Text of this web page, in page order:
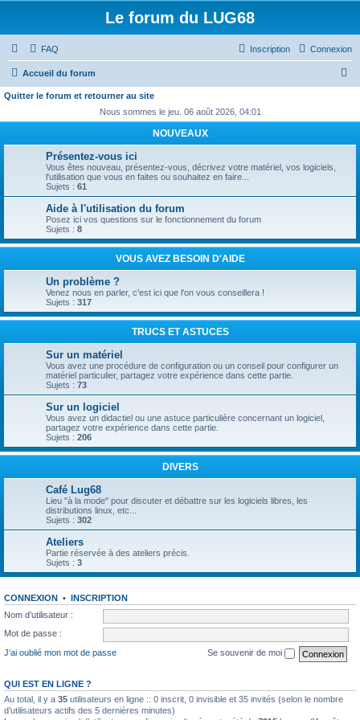
Le forum du LUG68
FAQ Connexion
Inscription
Accueil du forum
r
Quitter le forum et retourner au site
Nous sommes le jeu. 06 août 2026, 04:01
NOUVEAUX
Présentez-vous ici
Vous êtes nouveau, présentez-vous, décrivez votre matériel, vos logiciels,
l'utilisation que vous en faites ou souhaitez en faire...
Sujets : 61
Aide à l'utilisation du forum
Posez ici vos questions sur le fonctionnement du forum
Sujets : 8
VOUS AVEZ BESOIN D'AIDE
Un problème ?
Venez nous en parler, c'est ici que l'on vous conseillera !
Sujets : 317
TRUCS ET ASTUCES
Sur un matériel
Vous avez une procédure de configuration ou un conseil pour configurer un
matériel particulier, partagez votre expérience dans cette partie.
Sujets : 73
Sur un logiciel
Vous avez un didactiel ou une astuce particulière concernant un logiciel,
partagez votre expérience dans cette partie.
Sujets : 206
DIVERS
Café Lug68
Lieu "à la mode" pour discuter et débattre sur les logiciels libres, les
distributions linux, etc...
Sujets : 302
Ateliers
Partie réservée à des ateliers précis.
Sujets : 3
CONNEXION • INSCRIPTION
Nom d’utilisateur :
Mot de passe :
J’ai oublié mon mot de passe
Se souvenir de moi
QUI EST EN LIGNE ?
Au total, il y a 35 utilisateurs en ligne :: 0 inscrit, 0 invisible et 35 invités (selon le nombre
d’utilisateurs actifs des 5 dernières minutes)